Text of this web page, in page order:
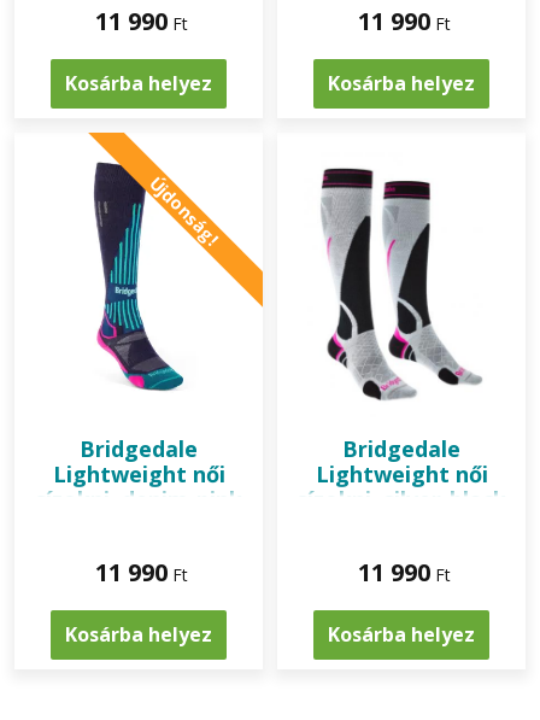
11 990 Ft
Kosárba helyez
11 990 Ft
Kosárba helyez
Újdonság!
Bridgedale
Lightweight női
sízokni, denim-pink
11 990 Ft
Kosárba helyez
Bridgedale
Lightweight női
sízokni, silver-black
11 990 Ft
Kosárba helyez